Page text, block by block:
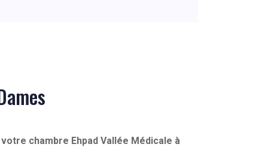
chambre Ehpad Vallée Médicale à